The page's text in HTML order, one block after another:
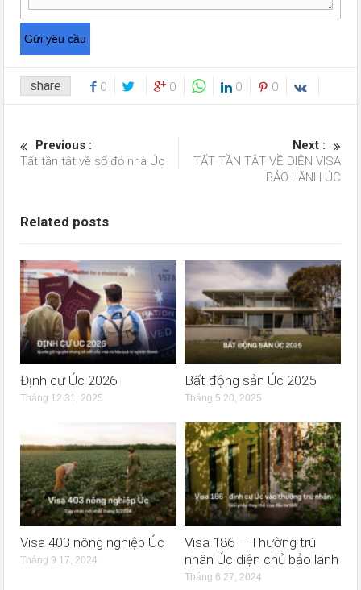
share 0 0 0 0
Previous :
Tất tần tật về sổ đỏ nhà Úc
Next :
TẤT TẦN TẬT VỀ DIỆN VISA
BẢO LÃNH ÚC
Related posts
Định cư Úc 2026
Tháng 12 31, 2025
Bất động sản Úc 2025
Tháng 5 20, 2025
Visa 403 nông nghiệp Úc
Tháng 9 17, 2024
Visa 186 – Thường trú
nhân Úc diện chủ bảo lãnh
Tháng 6 27, 2024